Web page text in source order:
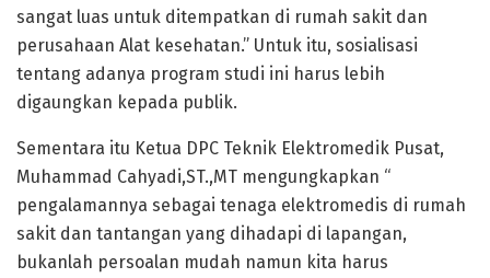
sangat luas untuk ditempatkan di rumah sakit dan
perusahaan Alat kesehatan.” Untuk itu, sosialisasi
tentang adanya program studi ini harus lebih
digaungkan kepada publik.
Sementara itu Ketua DPC Teknik Elektromedik Pusat,
Muhammad Cahyadi,ST.,MT mengungkapkan “
pengalamannya sebagai tenaga elektromedis di rumah
sakit dan tantangan yang dihadapi di lapangan,
bukanlah persoalan mudah namun kita harus